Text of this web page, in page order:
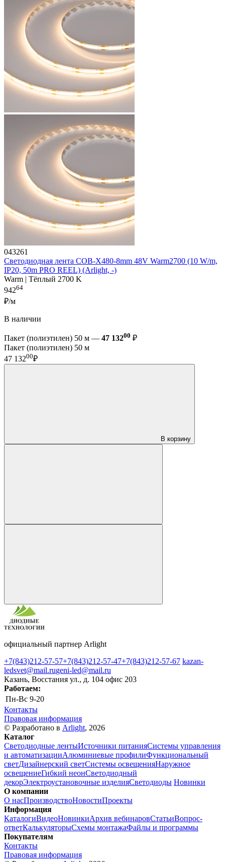
043261
Светодиодная лента COB-X480-8mm 48V Warm2700 (10 W/m,
IP20, 50m PRO REEL) (Arlight, -)
Warm | Тёплый 2700 K
94264
₽/м
В наличии
Пакет (полиэтилен) 50 м — 47 13200 ₽
Пакет (полиэтилен) 50 м
47 13200₽
В корзину
официальный партнер Arlight
+7(843)212-57-57+7(843)212-57-47+7(843)212-57-67 kazan-
ledsvet@mail.rugeni-led@mail.ru
Казань, Восстания ул., д. 104 офис 203
Работаем:
Пн-Вс 9-20
Контакты
Правовая информация
© Разработано в Arlight, 2026
Каталог
Светодиодные лентыИсточники питанияСистемы управления
и автоматизацииАлюминиевые профилиФункциональный
светДизайнерский светСистемы освещенияНаружное
освещениеГибкий неонСветодиодный
декорЭлектроустановочные изделияСветодиоды Новинки
О компании
О насПроизводствоНовостиПроекты
Информация
КаталогиВидеоНовинкиАрхив вебинаровСтатьиВопрос-
ответКалькуляторыСхемы монтажаФайлы и программы
Покупателям
Контакты
Правовая информация